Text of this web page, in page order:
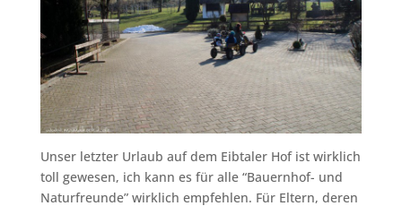
Unser letzter Urlaub auf dem Eibtaler Hof ist wirklich
toll gewesen, ich kann es für alle “Bauernhof- und
Naturfreunde” wirklich empfehlen. Für Eltern, deren